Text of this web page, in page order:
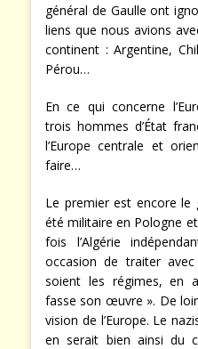
général de Gaulle ont
liens que nous avions
continent : Argentine,
Pérou…
En ce qui concerne
trois hommes d’État
l’Europe centrale et
faire…
Le premier est encore le
été militaire en Pologne
fois l’Algérie
occasion de traiter
soient les régimes, en
fasse son œuvre ». De
vision de l’Europe. Le
en serait bien ainsi du